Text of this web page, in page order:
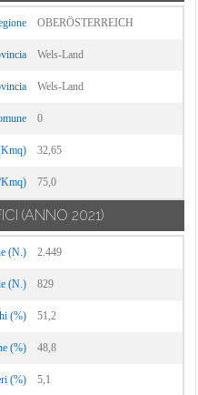
OBERÖSTERREICH
Wels-Land
Wels-Land
0
32,65
75,0
(ANNO 2021)
(N.) 2.449
(N.) 829
(%) 51,2
(%) 48,8
(%) 5,1